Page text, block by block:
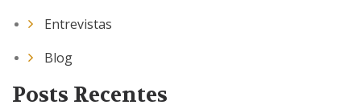
Entrevistas
Blog
Posts Recentes